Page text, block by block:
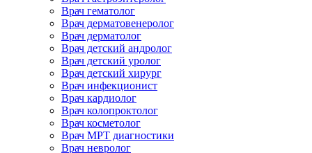
Врач гематолог
Врач дерматовенеролог
Врач дерматолог
Врач детский андролог
Врач детский уролог
Врач детский хирург
Врач инфекционист
Врач кардиолог
Врач колопроктолог
Врач косметолог
Врач МРТ диагностики
Врач невролог